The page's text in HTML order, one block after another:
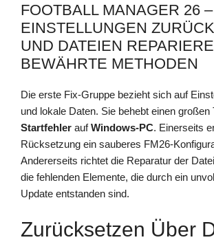
FOOTBALL MANAGER 26 –
EINSTELLUNGEN
UND DATEIEN
BEWÄHRTE METHODEN
Die erste Fix-Gruppe bezieht sich auf
und lokale Daten. Sie behebt einen großen
Startfehler aufWindows-PC. Einerseits
Rücksetzung ein sauberes FM26-
Andererseits richtet die Reparatur der
die fehlenden Elemente, die durch ein
Update entstanden sind.
Zurücksetzen Über